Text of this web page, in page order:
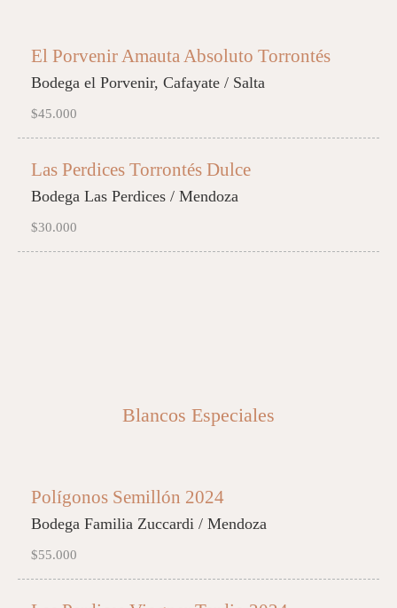
El Porvenir Amauta Absoluto Torrontés
Bodega el Porvenir, Cafayate / Salta
$45.000
Las Perdices Torrontés Dulce
Bodega Las Perdices / Mendoza
$30.000
Blancos Especiales
Polígonos Semillón 2024
Bodega Familia Zuccardi / Mendoza
$55.000